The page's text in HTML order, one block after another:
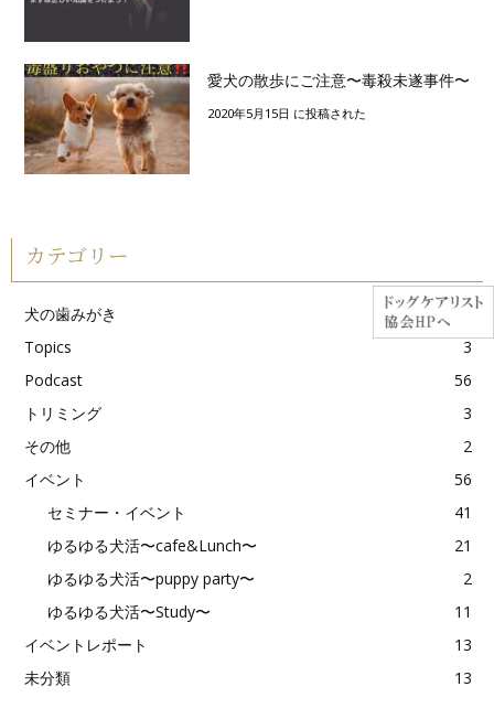
愛犬の散歩にご注意〜毒殺未遂事件〜
2020年5月15日 に投稿された
カテゴリー
犬の歯みがき
10
Topics
3
Podcast
56
トリミング
3
その他
2
イベント
56
セミナー・イベント
41
ゆるゆる犬活〜cafe&Lunch〜
21
ゆるゆる犬活〜puppy party〜
2
ゆるゆる犬活〜Study〜
11
イベントレポート
13
未分類
13